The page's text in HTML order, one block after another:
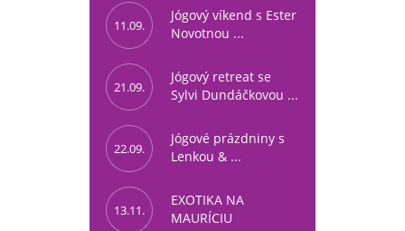
11.09.
Jógový víkend s Ester
Novotnou ...
21.09.
Jógový retreat se
Sylvi Dundáčkovou ...
22.09.
Jógové prázdniny s
Lenkou & ...
13.11.
EXOTIKA NA
MAURÍCIU